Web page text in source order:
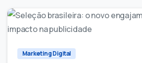
Marketing Digital